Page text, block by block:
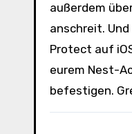
außerdem
anschreit.
Protect auf
eurem Nest-
befestigen.